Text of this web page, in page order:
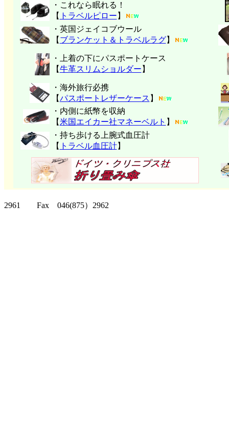
・これなら眠れる！
【 トラベルピロー 】
・英国ジェイコブウール
【 ブランケット＆トラベルラグ】
・上着の下にパスポートケース
【牛革スリムショルダー 】
・海外旅行必携
【パスポートレザーケース 】
・内側に紙幣を収納
【米国エイカー社マネーベルト 】
・持ち歩ける上腕式血圧計
【 トラベル血圧計】
2961 Fax 046(875）2962